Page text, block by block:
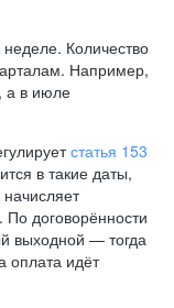
Количество
Например,
а в июле
статья 153
в такие даты,
договорённости
выходной — тогда
оплата идёт